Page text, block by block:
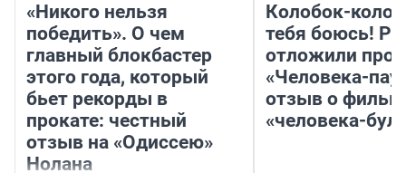
«Никого нельзя
победить». О чем
главный блокбастер
этого года, который
бьет рекорды в
прокате: честный
отзыв на «Одиссею»
Нолана
Колобок-
тебя боюсь!
отложили
«Человека-
отзыв о
«человека-